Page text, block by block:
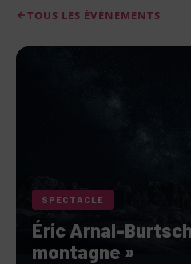
TOUS LES ÉVÉNEMENTS
SPECTACLE
Éric Arnal-
montagne »